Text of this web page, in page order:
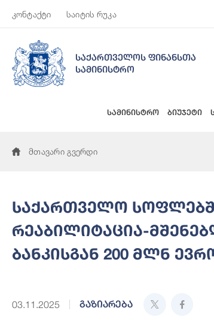
კონტაქტი საიტის რუკა
საქართველოს ფინანსთა
სამინისტრო
სამინისტრო ბიუჯეტი
მთავარი გვერდი
საქართველო
რეაბილიტაცია-
ბანკისგან 200 მლნ
03.11.2025 გაზიარება